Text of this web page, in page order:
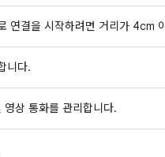
연결을 시작하려면 거리가 4cm
니다.
상 통화를 관리합니다.